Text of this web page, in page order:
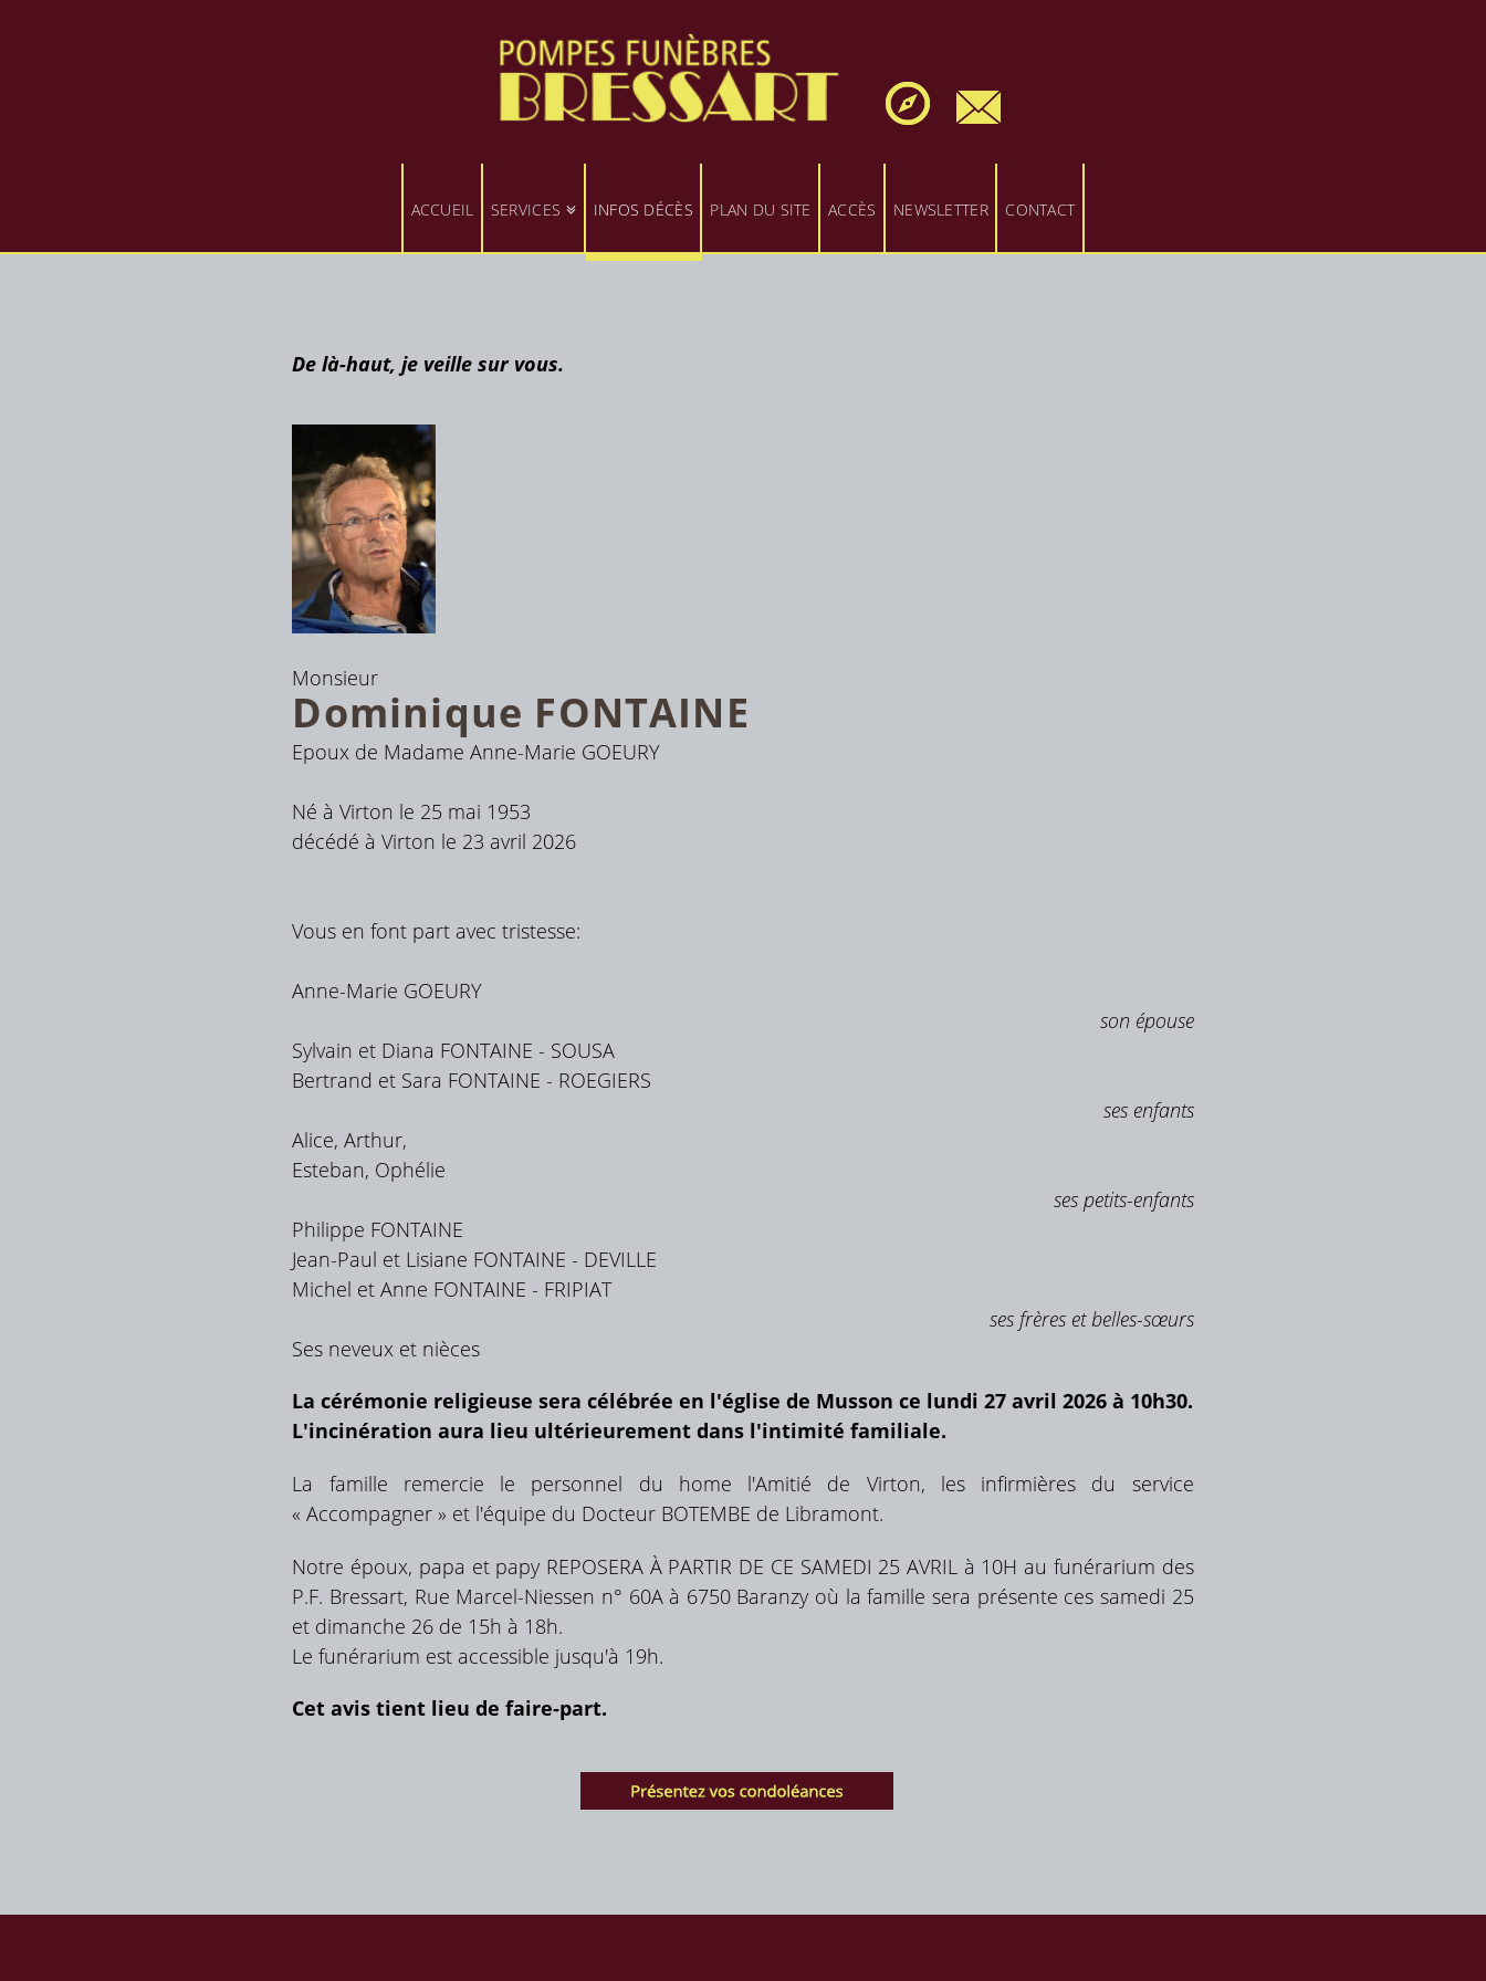
ACCUEIL SERVICES INFOS DÉCÈS PLAN DU SITE ACCÈS NEWSLETTER CONTACT
De là-haut, je veille sur vous.
Monsieur
Dominique FONTAINE
Epoux de Madame Anne-Marie GOEURY
Né à Virton le 25 mai 1953
décédé à Virton le 23 avril 2026
Vous en font part avec tristesse:
Anne-Marie GOEURY
son épouse
Sylvain et Diana FONTAINE - SOUSA
Bertrand et Sara FONTAINE - ROEGIERS
ses enfants
Alice, Arthur,
Esteban, Ophélie
ses petits-enfants
Philippe FONTAINE
Jean-Paul et Lisiane FONTAINE - DEVILLE
Michel et Anne FONTAINE - FRIPIAT
ses frères et belles-sœurs
Ses neveux et nièces
La cérémonie religieuse sera célébrée en l'église de Musson ce lundi 27 avril 2026 à 10h30.
L'incinération aura lieu ultérieurement dans l'intimité familiale.
La famille remercie le personnel du home l'Amitié de Virton, les infirmières du service
« Accompagner » et l'équipe du Docteur BOTEMBE de Libramont.
Notre époux, papa et papy REPOSERA À PARTIR DE CE SAMEDI 25 AVRIL à 10H au funérarium des
P.F. Bressart, Rue Marcel-Niessen n° 60A à 6750 Baranzy où la famille sera présente ces samedi 25
et dimanche 26 de 15h à 18h.
Le funérarium est accessible jusqu'à 19h.
Cet avis tient lieu de faire-part.